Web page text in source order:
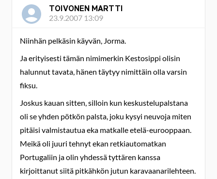
TOIVONEN MARTTI
23.9.2007 13:09
Niinhän pelkäsin käyvän, Jorma.
Ja erityisesti tämän nimimerkin Kestosippi olisin
halunnut tavata, hänen täytyy nimittäin olla varsin
fiksu.
Joskus kauan sitten, silloin kun keskustelupalstana
oli se yhden pötkön palsta, joku kysyi neuvoja miten
pitäisi valmistautua eka matkalle etelä-eurooppaan.
Meikä oli juuri tehnyt ekan retkiautomatkan
Portugaliin ja olin yhdessä tyttären kanssa
kirjoittanut siitä pitkähkön jutun karavaanarilehteen.